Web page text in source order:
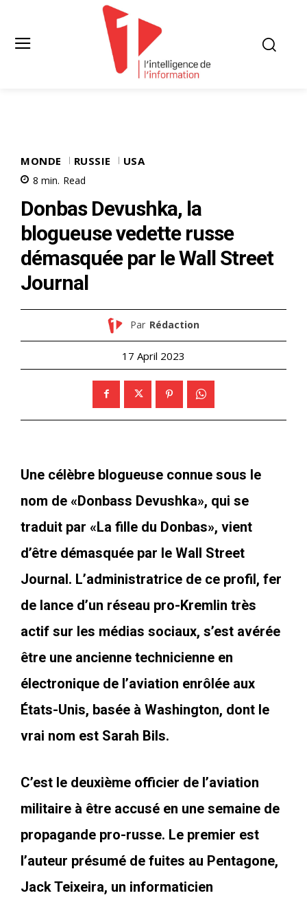
MONDE RUSSIE USA
8 min. Read
Donbas Devushka, la
blogueuse vedette russe
démasquée par le Wall Street
Journal
Par Rédaction
17 April 2023
Une célèbre blogueuse connue sous le
nom de «Donbass Devushka», qui se
traduit par «La fille du Donbas», vient
d’être démasquée par le Wall Street
Journal. L’administratrice de ce profil, fer
de lance d’un réseau pro-Kremlin très
actif sur les médias sociaux, s’est avérée
être une ancienne technicienne en
électronique de l’aviation enrôlée aux
États-Unis, basée à Washington, dont le
vrai nom est Sarah Bils.
C’est le deuxième officier de l’aviation
militaire à être accusé en une semaine de
propagande pro-russe. Le premier est
l’auteur présumé de fuites au Pentagone,
Jack Teixeira, un informaticien